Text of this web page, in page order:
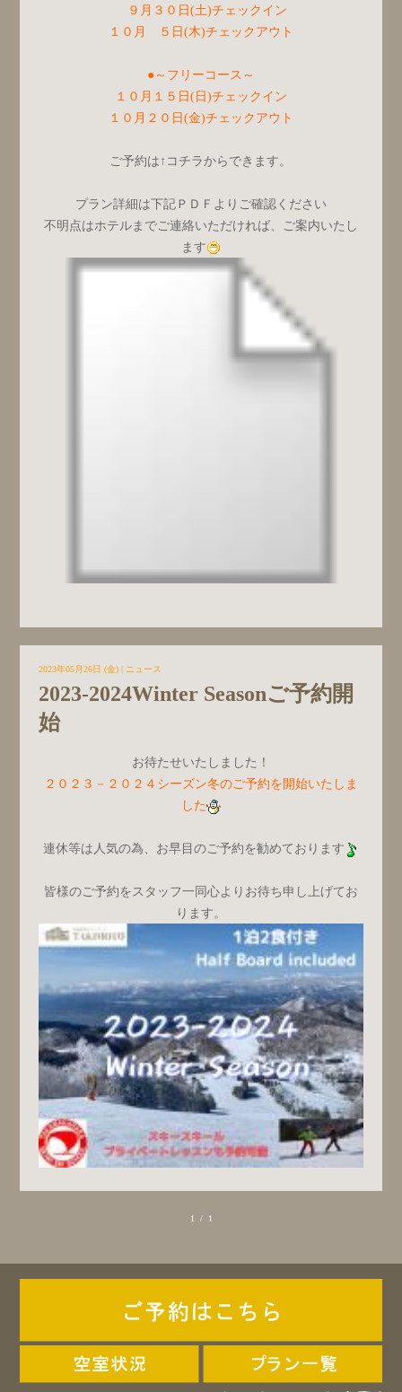
９月３０日(土)チェックイン
１０月 ５日(木)チェックアウト
●～フリーコース～
１０月１５日(日)チェックイン
１０月２０日(金)チェックアウト
ご予約は↑コチラからできます。
プラン詳細は下記ＰＤＦよりご確認ください
不明点はホテルまでご連絡いただければ、ご案内いたし
ます
2023年05月26日 (金)| ニュース
2023-2024Winter Seasonご予約開
始
お待たせいたしました！
２０２３－２０２４シーズン冬のご予約を開始いたしま
した
連休等は人気の為、お早目のご予約を勧めております
皆様のご予約をスタッフ一同心よりお待ち申し上げてお
ります。
1 / 1